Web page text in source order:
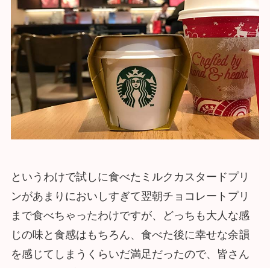
というわけで試しに食べたミルクカスタードプリ
ンがあまりにおいしすぎて翌朝チョコレートプリ
まで食べちゃったわけですが、どっちも大人な感
じの味と食感はもちろん、食べた後に幸せな余韻
を感じてしまうくらいだ満足だったので、皆さん